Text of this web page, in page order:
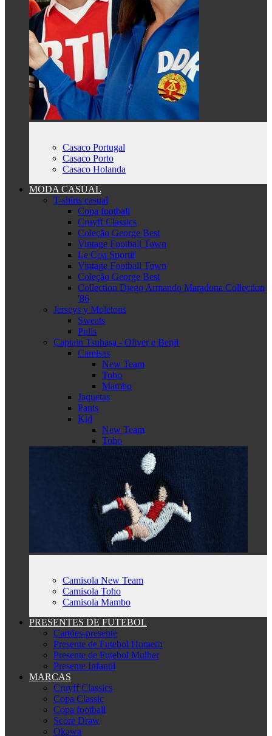
Casaco Portugal
Casaco Porto
Casaco Holanda
MODA CASUAL
T-shirts casual
Copa football
Cruyff Classics
Coleção George Best
Vintage Football Town
Le Coq Sportif
Vintage Football Town
Coleção George Best
Collection Diego Armando Maradona Collection
'86
Jerseys y Moletons
Sweats
Pulls
Captain Tsubasa - Oliver e Benji
Camisas
New Team
Toho
Mambo
Jaquetas
Pants
Kid
New Team
Toho
Camisola New Team
Camisola Toho
Camisola Mambo
PRESENTES DE FUTEBOL
Cartões-presente
Presente de Futebol Homem
Presente de Futebol Mulher
Presente Infantil
MARCAS
Cruyff Classics
Copa Classic
Copa football
Score Draw
Okawa